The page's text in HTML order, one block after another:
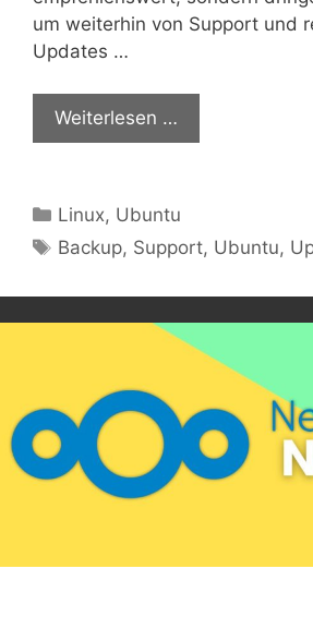
um weiterhin von Support und
Updates …
Weiterlesen …
Kategorien
Linux, Ubuntu
Schlagwörter
Backup, Support, Ubuntu,